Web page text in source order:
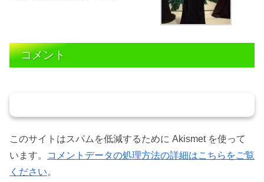
コメント
このサイトはスパムを低減するために Akismet を使って
います。
コメントデータの処理方法の詳細はこちらをご覧
ください。